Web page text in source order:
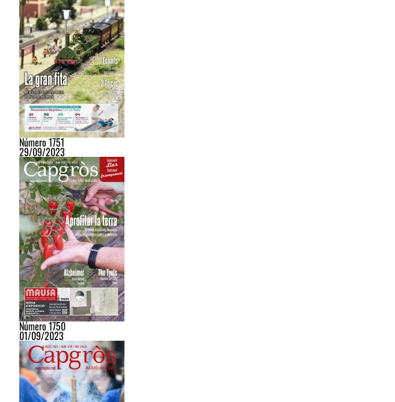
Número 1751
29/09/2023
Número 1750
01/09/2023